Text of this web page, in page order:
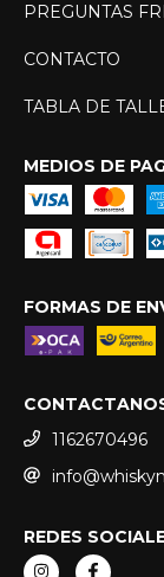
PREGUNTAS
CONTACTO
TABLA DE
MEDIOS DE
FORMAS DE
1162670496
REDES